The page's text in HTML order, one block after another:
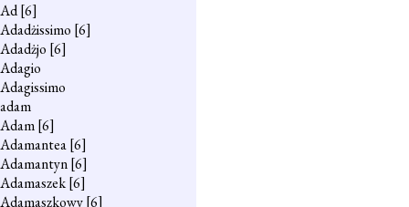
Ad[6]
Adadżissimo [6]
Adadżjo [6]
Adagio
Adagissimo
adam
Adam[6]
Adamantea[6]
Adamantyn[6]
Adamaszek[6]
Adamaszkowy[6]